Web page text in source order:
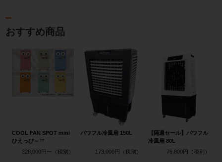
おすすめ商品
COOL FAN SPOT mini
ひえっぴ～™
328,000円〜
パワフル冷風扇 150L
173,000円
【隔週セール】パワフル
冷風扇 80L
76,800円